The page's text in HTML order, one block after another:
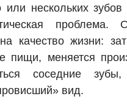
или нескольких
проблема.
качество жизни:
пищи, меняется
соседние
вид.